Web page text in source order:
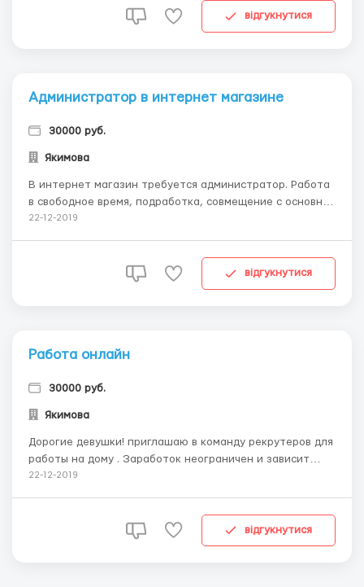
відгукнутися
Администратор в интернет магазине
30000 руб.
Якимова
В интернет магазин требуется администратор. Работа
в свободное время, подработка, совмещение с основной
работой или учёбой. Требования к соискателю:-
письменная речь, умение вести переписку; - обу...
22-12-2019
відгукнутися
Работа онлайн
30000 руб.
Якимова
Дорогие девушки! приглашаю в команду рекрутеров для
работы на дому . Заработок неограничен и зависит
только от Ваших усилий ( в среднем 25-70 000 руб ) .
выглядеть , любите общаться в соц сетяхи ...
22-12-2019
відгукнутися